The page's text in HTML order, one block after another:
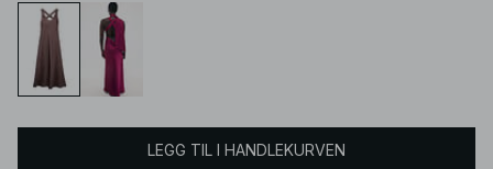
LEGG TIL I HANDLEKURVEN